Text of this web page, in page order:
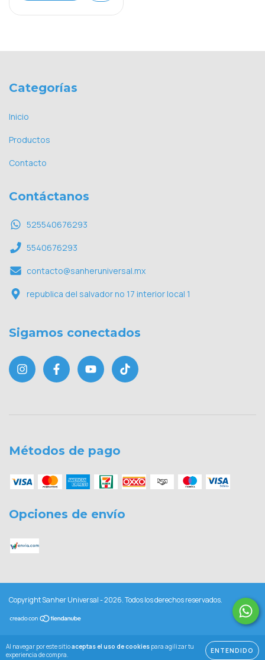
Al navegar por este sitioaceptas el uso de cookies para agilizar tu
experiencia de compra.
ENTENDIDO
Categorías
Inicio
Productos
Contacto
Contáctanos
525540676293
5540676293
contacto@sanheruniversal.mx
republica del salvador no 17 interior local 1
Sigamos conectados
Métodos de pago
Opciones de envío
Copyright Sanher Universal - 2026. Todos los derechos reservados.